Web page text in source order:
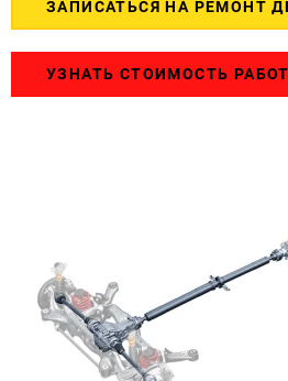
ЗАПИСАТЬСЯ НА РЕМОНТ
УЗНАТЬ